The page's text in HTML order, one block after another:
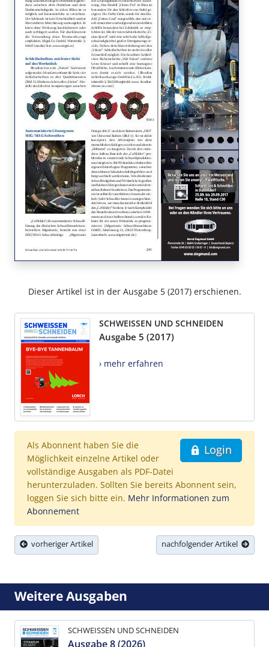
Dieser Artikel ist in der Ausgabe 5 (2017) erschienen.
SCHWEISSEN UND SCHNEIDEN
Ausgabe 5 (2017)
› mehr erfahren
Login
Als Abonnent haben Sie die
Möglichkeit einzelne Artikel oder
vollständige Ausgaben als PDF-Datei
herunterzuladen. Sollten Sie bereits Abonnent sein,
loggen Sie sich bitte ein. Mehr Informationen zum
Abonnement
vorheriger Artikel nachfolgender Artikel
Weitere Ausgaben
SCHWEISSEN UND SCHNEIDEN
Ausgabe 8 (2026)